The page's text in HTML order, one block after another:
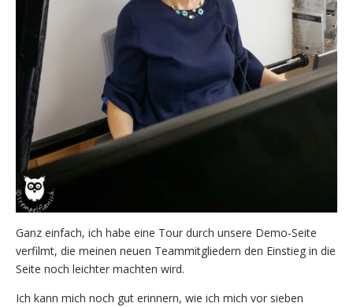
Ganz einfach, ich habe eine Tour durch unsere Demo-Seite
verfilmt, die meinen neuen Teammitgliedern den Einstieg in die
Seite noch leichter machten wird.
Ich kann mich noch gut erinnern, wie ich mich vor sieben